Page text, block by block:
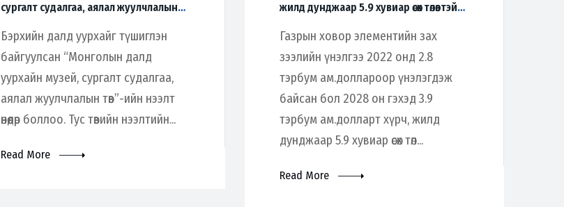
сургалт судалгаа, аялал жуулчлалын
Бэрхийн далд уурхайг түшиглэн
байгуулсан “Монголын далд
уурхайн музей, сургалт судалгаа,
аялал жуулчлалын төв”-ийн нээлт
өнөөдөр боллоо. Тус төвийн нээлтийн...
Read More
жилд дунджаар 5.9 хувиар өсөх төлөвтэй
Газрын ховор элементийн зах
зээлийн үнэлгээ 2022 онд 2.8
тэрбум ам.доллароор үнэлэгдэж
байсан бол 2028 он гэхэд 3.9
тэрбум ам.долларт хүрч, жилд
дунджаар 5.9 хувиар өсөх төл...
Read More